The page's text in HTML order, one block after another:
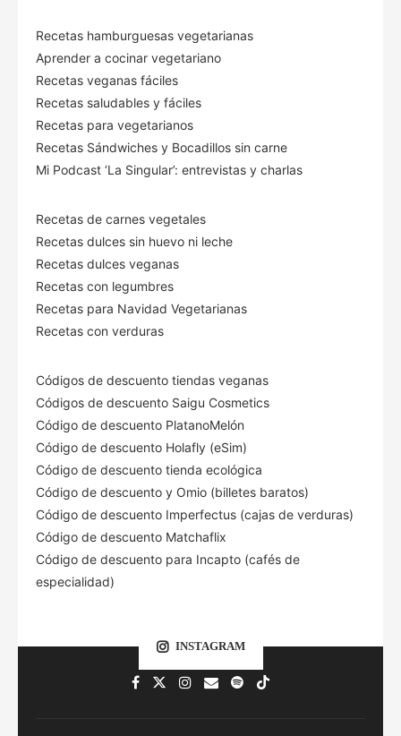
Recetas hamburguesas vegetarianas
Aprender a cocinar vegetariano
Recetas veganas fáciles
Recetas saludables y fáciles
Recetas para vegetarianos
Recetas Sándwiches y Bocadillos sin carne
Mi Podcast ‘La Singular’: entrevistas y charlas
Recetas de carnes vegetales
Recetas dulces sin huevo ni leche
Recetas dulces veganas
Recetas con legumbres
Recetas para Navidad Vegetarianas
Recetas con verduras
Códigos de descuento tiendas veganas
Códigos de descuento Saigu Cosmetics
Código de descuento PlatanoMelón
Código de descuento Holafly (eSim)
Código de descuento tienda ecológica
Código de descuento y Omio (billetes baratos)
Código de descuento Imperfectus (cajas de verduras)
Código de descuento Matchaflix
Código de descuento para Incapto (cafés de
especialidad)
INSTAGRAM